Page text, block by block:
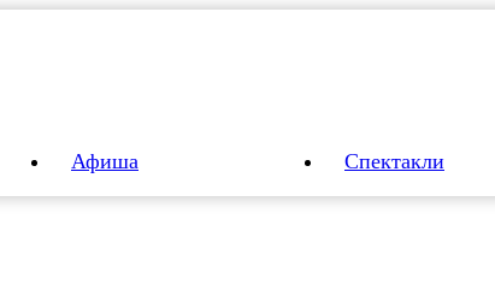
Афиша Спектакли